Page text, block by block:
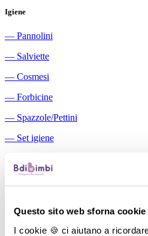
Questo sito web sforna
I cookie 🍪 ci aiutano a
Igiene
― Pannolini
― Salviette
― Cosmesi
― Forbicine
― Spazzole/Pettini
― Set igiene
Aspiratori nasali manuali
―
Cuscini allattamento